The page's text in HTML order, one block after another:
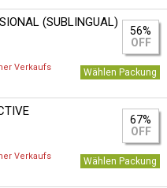
(SUBLINGUAL)
56%
OFF
Verkaufs
Wählen Packung
67%
OFF
Verkaufs
Wählen Packung